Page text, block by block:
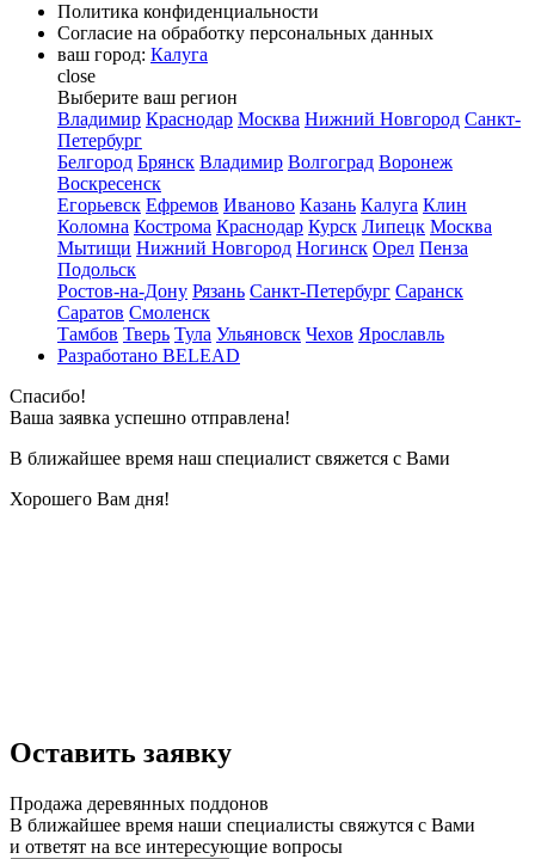
Политика конфиденциальности
Согласие на обработку персональных данных
ваш город: Калуга
close
Выберите ваш регион
Владимир Краснодар Москва Нижний Новгород Санкт-
Петербург
Белгород Брянск Владимир Волгоград Воронеж
Воскресенск
Егорьевск Ефремов Иваново Казань Калуга Клин
Коломна Кострома Краснодар Курск Липецк Москва
Мытищи Нижний Новгород Ногинск Орел Пенза
Подольск
Ростов-на-Дону Рязань Санкт-Петербург Саранск
Саратов Смоленск
Тамбов Тверь Тула Ульяновск Чехов Ярославль
Разработано BELEAD
Спасибо!
Ваша заявка успешно отправлена!
В ближайшее время наш специалист свяжется с Вами
Хорошего Вам дня!
Оставить заявку
Продажа деревянных поддонов
В ближайшее время наши специалисты свяжутся с Вами
и ответят на все интересующие вопросы